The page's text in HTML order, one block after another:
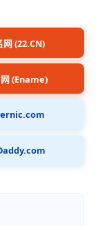
网 (22.CN)
(Ename)